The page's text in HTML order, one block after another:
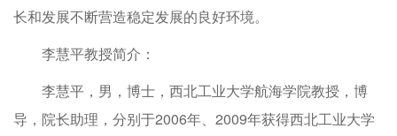
长和发展不断营造稳定发展的良好环境。
李慧平教授简介：
李慧平，男，博士，西北工业大学航海学院教授，博
导，院长助理，分别于2006年、2009年获得西北工业大学